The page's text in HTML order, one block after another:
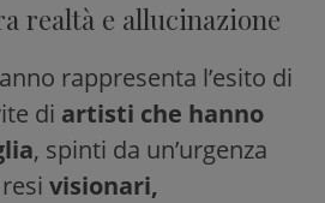
realtà e allucinazione
rappresenta l’esito di
di artisti che hanno
, spinti da un’urgenza
visionari,